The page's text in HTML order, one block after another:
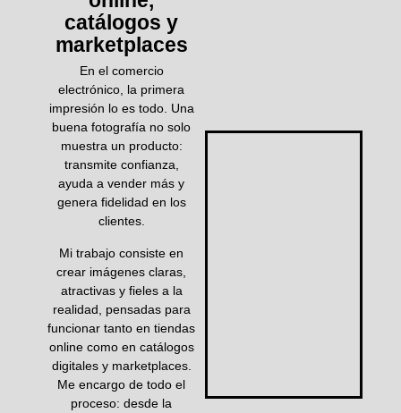
catálogos y
marketplaces
En el comercio
electrónico, la primera
impresión lo es todo. Una
buena fotografía no solo
muestra un producto:
transmite confianza,
ayuda a vender más y
genera fidelidad en los
clientes.
Mi trabajo consiste en
crear imágenes claras,
atractivas y fieles a la
realidad, pensadas para
funcionar tanto en tiendas
online como en catálogos
digitales y marketplaces.
Me encargo de todo el
proceso: desde la